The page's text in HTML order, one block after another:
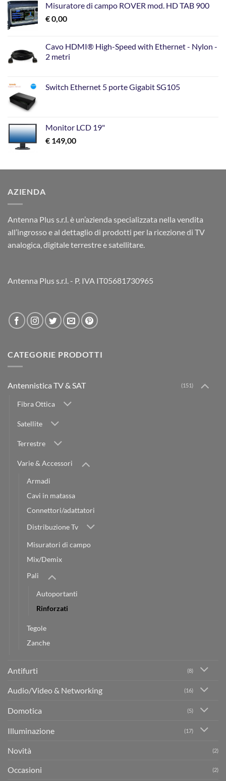
Misuratore di campo ROVER mod. HD TAB 900
€0,00
Cavo HDMI® High-Speed with Ethernet - Nylon -
2 metri
Switch Ethernet 5 porte Gigabit SG105
Monitor LCD 19"
€ 149,00
AZIENDA
Antenna Plus s.r.l. è un’azienda specializzata nella vendita
all’ingrosso e al dettaglio di prodotti per la ricezione di TV
analogica, digitale terrestre e satellitare.
Antenna Plus s.r.l. - P. IVA IT05681730965
CATEGORIE PRODOTTI
Antennistica TV & SAT (151)
Fibra Ottica
Satellite
Terrestre
Varie & Accessori
Armadi
Cavi in matassa
Connettori/adattatori
Distribuzione Tv
Misuratori di campo
Mix/Demix
Pali
Autoportanti
Rinforzati
Tegole
Zanche
Antifurti (8)
Audio/Video & Networking (16)
Domotica (5)
Illuminazione (17)
Novità (2)
Occasioni (2)